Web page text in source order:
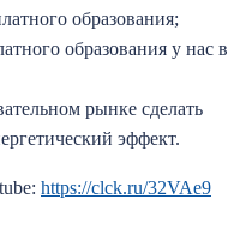
образования;
образования у нас в
рынке сделать
эффект.
https://clck.ru/32VAe9